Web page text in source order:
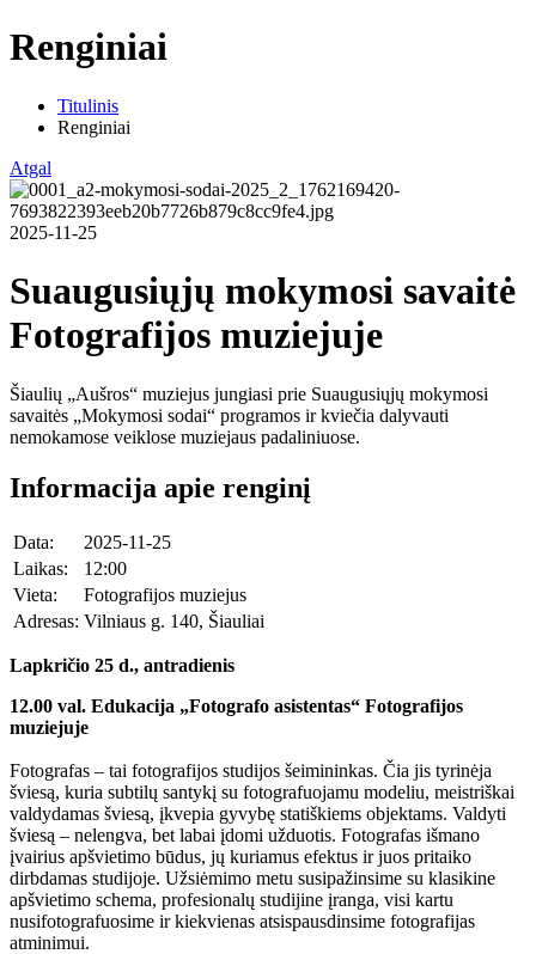
Renginiai
Titulinis
Renginiai
Atgal
2025-11-25
Suaugusiųjų mokymosi savaitė
Fotografijos muziejuje
Šiaulių „Aušros“ muziejus jungiasi prie Suaugusiųjų mokymosi
savaitės „Mokymosi sodai“ programos ir kviečia dalyvauti
nemokamose veiklose muziejaus padaliniuose.
Informacija apie renginį
Data:
2025-11-25
Laikas:
12:00
Vieta:
Fotografijos muziejus
Adresas: Vilniaus g. 140, Šiauliai
Lapkričio 25 d., antradienis
12.00 val. Edukacija „Fotografo asistentas“ Fotografijos
muziejuje
Fotografas – tai fotografijos studijos šeimininkas. Čia jis tyrinėja
šviesą, kuria subtilų santykį su fotografuojamu modeliu, meistriškai
valdydamas šviesą, įkvepia gyvybę statiškiems objektams. Valdyti
šviesą – nelengva, bet labai įdomi užduotis. Fotografas išmano
įvairius apšvietimo būdus, jų kuriamus efektus ir juos pritaiko
dirbdamas studijoje. Užsiėmimo metu susipažinsime su klasikine
apšvietimo schema, profesionalų studijine įranga, visi kartu
nusifotografuosime ir kiekvienas atsispausdinsime fotografijas
atminimui.